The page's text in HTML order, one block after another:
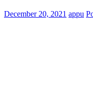
December 20, 2021 appu